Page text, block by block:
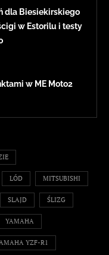
dla Biesiekirskiego
w Estorilu i testy
w ME Moto2
LÓD MITSUBISHI
SLAJD ŚLIZG
YAMAHA
YZF-R1